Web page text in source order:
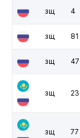
зщ 4
зщ 81
зщ 47
зщ 23
зщ 77